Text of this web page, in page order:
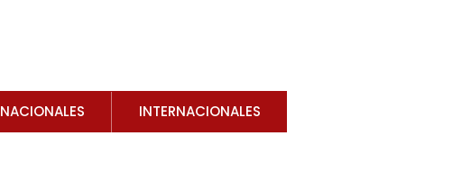
NACIONALES INTERNACIONALES